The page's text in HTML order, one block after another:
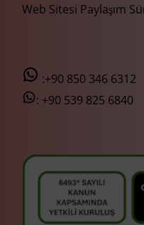
Web Sitesi Paylaşım
:+90 850 346 6312
: +90 539 825 6840